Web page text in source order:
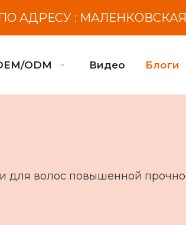
АДРЕСУ : МАЛЕНКОВСКАЯ
ODM Видео Блоги
для волос повышенной